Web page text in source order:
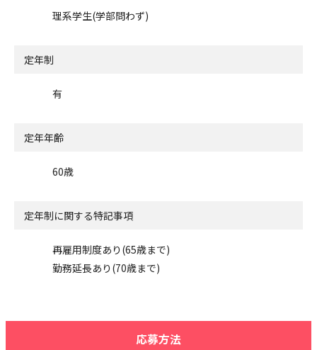
理系学生(学部問わず)
定年制
有
定年年齢
60歳
定年制に関する特記事項
再雇用制度あり(65歳まで)
勤務延長あり(70歳まで)
応募方法